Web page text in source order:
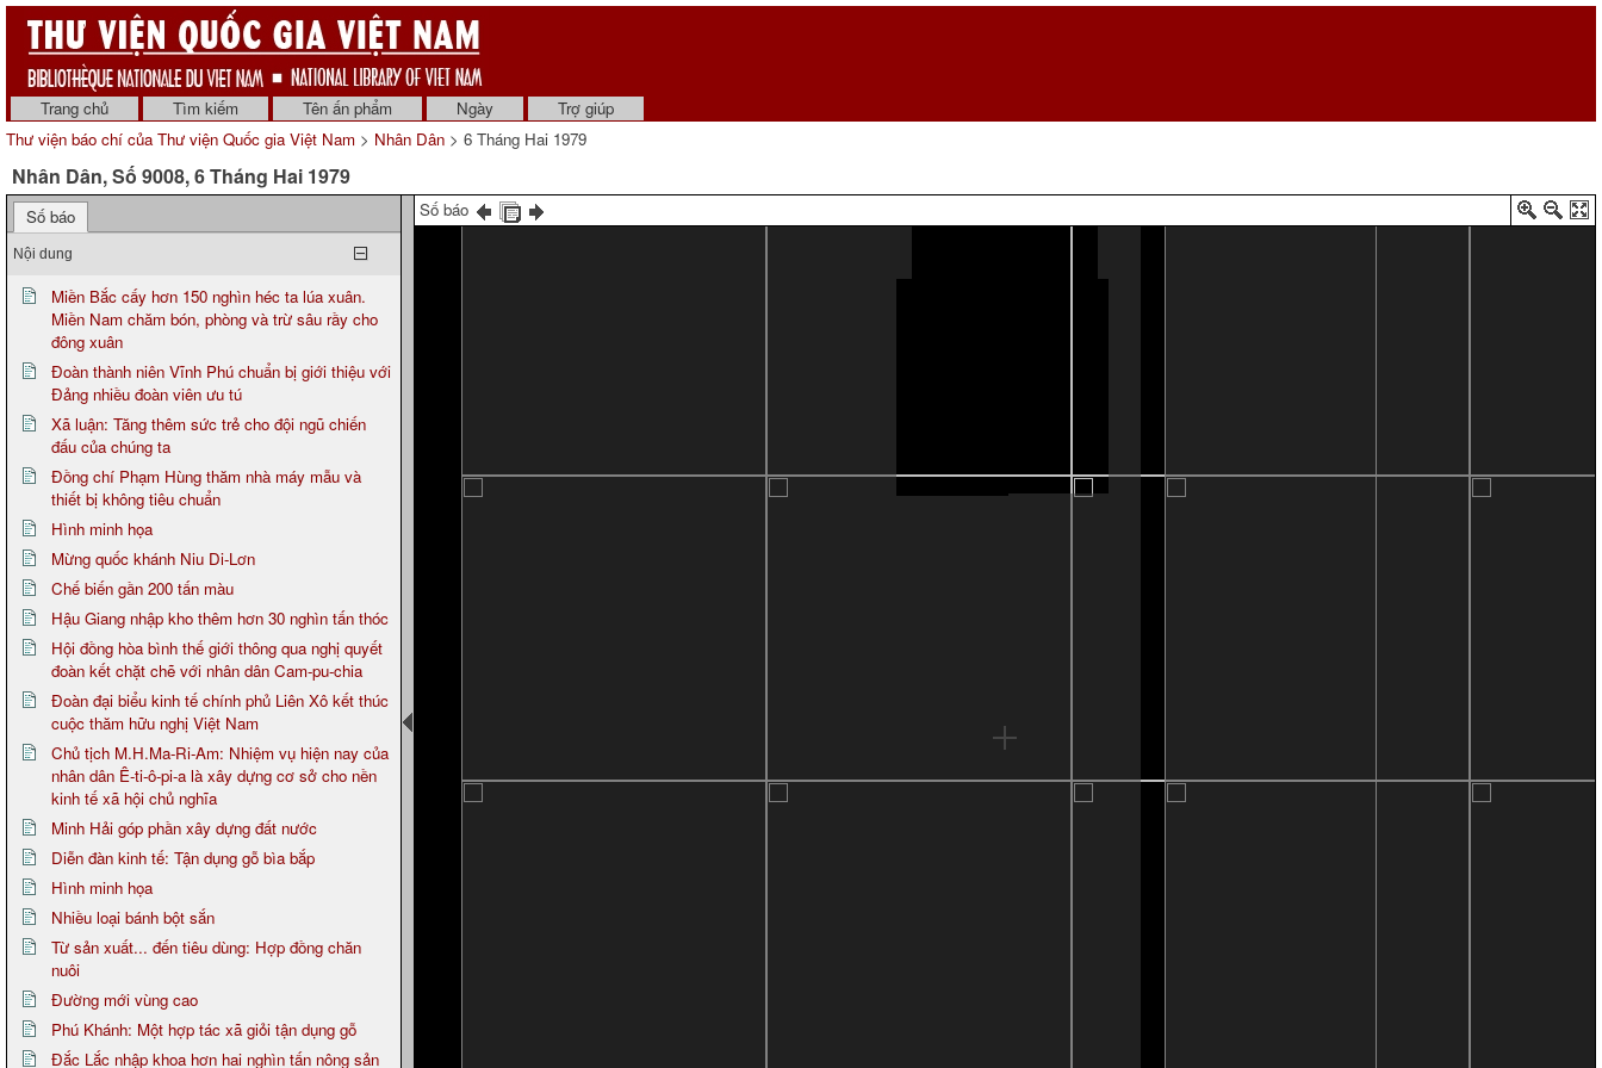
Trang chủ Tìm kiếm Tên ấn phẩm Ngày
Trợ giúp
Thư viện báo chí của Thư viện Quốc gia Việt Nam > Nhân Dân > 6 Tháng Hai 1979
Nhân Dân, Số 9008, 6 Tháng Hai 1979
Số báo
Nội dung
Miền Bắc cấy hơn 150 nghìn héc ta lúa xuân.
Miền Nam chăm bón, phòng và trừ sâu rầy cho
đông xuân
Đoàn thành niên Vĩnh Phú chuẩn bị giới thiệu với
Đảng nhiều đoàn viên ưu tú
Xã luận: Tăng thêm sức trẻ cho đội ngũ chiến
đấu của chúng ta
Đồng chí Phạm Hùng thăm nhà máy mẫu và
thiết bị không tiêu chuẩn
Hình minh họa
Mừng quốc khánh Niu Di-Lơn
Chế biến gần 200 tấn màu
Hậu Giang nhập kho thêm hơn 30 nghìn tấn thóc
Hội đồng hòa bình thế giới thông qua nghị quyết
đoàn kết chặt chẽ với nhân dân Cam-pu-chia
Đoàn đại biểu kinh tế chính phủ Liên Xô kết thúc
cuộc thăm hữu nghị Việt Nam
Chủ tịch M.H.Ma-Ri-Am: Nhiệm vụ hiện nay của
nhân dân Ê-ti-ô-pi-a là xây dựng cơ sở cho nền
kinh tế xã hội chủ nghĩa
Minh Hải góp phần xây dựng đất nước
Diễn đàn kinh tế: Tận dụng gỗ bìa bắp
Hình minh họa
Nhiều loại bánh bột sắn
Từ sản xuất... đến tiêu dùng: Hợp đồng chăn
nuôi
Đường mới vùng cao
Phú Khánh: Một hợp tác xã giỏi tận dụng gỗ
Đắc Lắc nhập khoa hơn hai nghìn tấn nông sản
Số báo